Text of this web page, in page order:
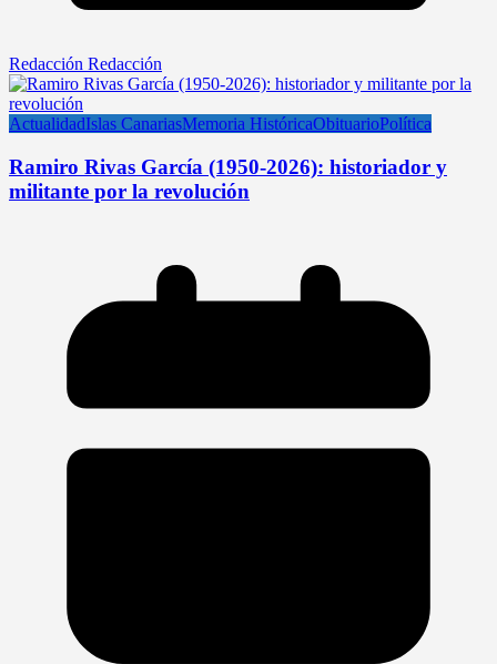
Redacción Redacción
ActualidadIslas CanariasMemoria HistóricaObituarioPolítica
Ramiro Rivas García (1950-2026): historiador y
militante por la revolución